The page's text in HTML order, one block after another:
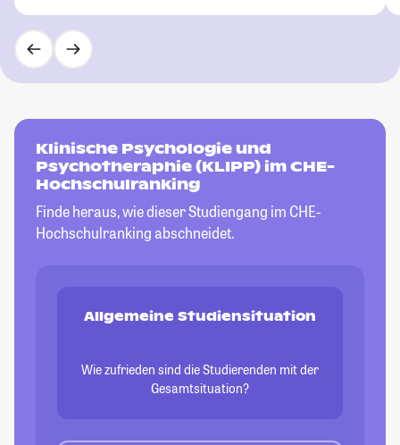
Klinische Psychologie und
Psychotheraphie (KLIPP) im CHE-
Hochschulranking
Finde heraus, wie dieser Studiengang im CHE-
Hochschulranking abschneidet.
Allgemeine Studiensituation
Wie zufrieden sind die Studierenden mit der
Gesamtsituation?